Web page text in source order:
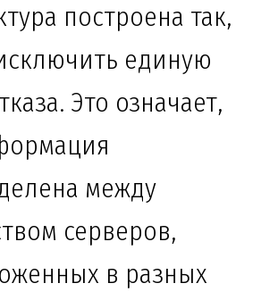
построена так,
единую
Это означает,
между
серверов,
в разных